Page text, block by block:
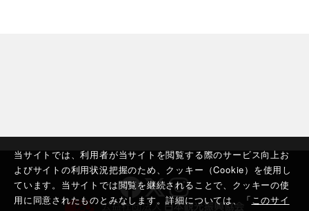
当サイトでは、利用者が当サイトを閲覧する際のサービス向上お
よびサイトの利用状況把握のため、クッキー（Cookie）を使用し
ています。当サイトでは閲覧を継続されることで、クッキーの使
用に同意されたものとみなします。詳細については、「このサイ